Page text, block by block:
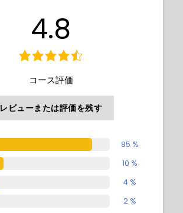
4.8
コース評価
レビューまたは評価を残す
85 %
10 %
4 %
2 %